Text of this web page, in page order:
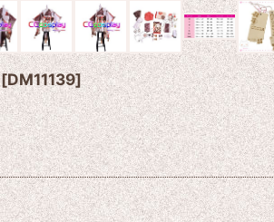
[DM11139]